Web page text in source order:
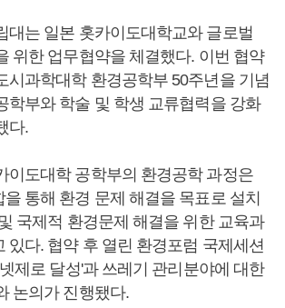
대는 일본 홋카이도대학교와 글로벌
위한 업무협약을 체결했다. 이번 협약
시과학대학 환경공학부 50주년을 기념
학부와 학술 및 학생 교류협력을 강화
다.
이도대학 공학부의 환경공학 과정은
통해 환경 문제 해결을 목표로 설치
국제적 환경문제 해결을 위한 교육과
있다. 협약 후 열린 환경포럼 국제세션
제로 달성'과 쓰레기 관리분야에 대한
논의가 진행됐다.